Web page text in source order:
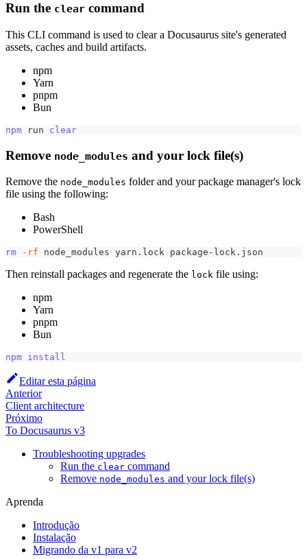
Run the clear command
This CLI command is used to clear a Docusaurus site's generated
assets, caches and build artifacts.
npm
Yarn
pnpm
Bun
npm run clear
Remove node_modules and your lock file(s)
Remove the node_modules folder and your package manager's lock
file using the following:
Bash
PowerShell
rm -rf node_modules yarn.lock package-lock.json
Then reinstall packages and regenerate the lock file using:
npm
Yarn
pnpm
Bun
npm install
Editar esta página
Anterior
Client architecture
Próximo
To Docusaurus v3
Troubleshooting upgrades
Run the clear command
Remove node_modules and your lock file(s)
Aprenda
Introdução
Instalação
Migrando da v1 para v2